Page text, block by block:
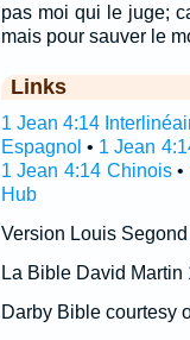
pas moi qui le juge;
mais pour sauver le
Links
1 Jean 4:14
Espagnol • 1 Jean
1 Jean 4:14 Chinois•
Hub
Version Louis
La Bible David Martin
Darby Bible courtesy